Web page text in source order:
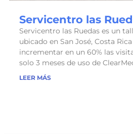
Servicentro las
Servicentro las Ruedas es un
ubicado en San José, Costa
incrementar en un 60% las
solo 3 meses de uso de
LEER MÁS